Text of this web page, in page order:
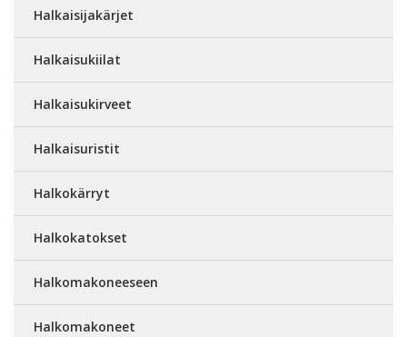
Halkaisijakärjet
Halkaisukiilat
Halkaisukirveet
Halkaisuristit
Halkokärryt
Halkokatokset
Halkomakoneeseen
Halkomakoneet